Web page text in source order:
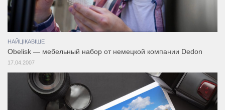
НАЙЦІКАВІШЕ
Obelisk — мебельный набор от немецкой компании Dedon
17.04.2007